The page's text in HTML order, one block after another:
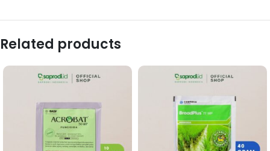
Related products